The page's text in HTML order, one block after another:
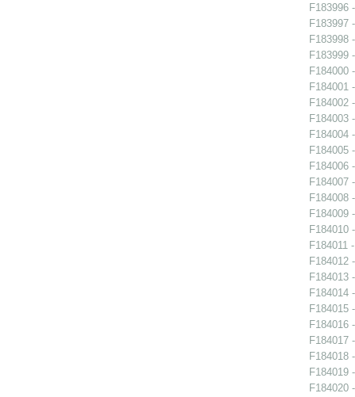
F183996
F183997
F183998
F183999
F184000
F184001
F184002
F184003
F184004
F184005
F184006
F184007
F184008
F184009
F184010
F184011
F184012
F184013
F184014
F184015
F184016
F184017
F184018
F184019
F184020